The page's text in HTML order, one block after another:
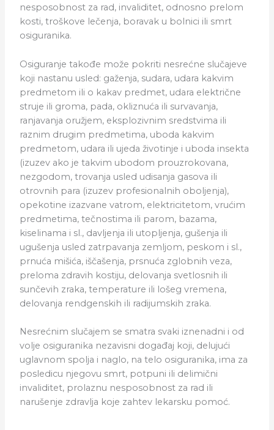
nesposobnost za rad, invaliditet, odnosno prelom
kosti, troškove lečenja, boravak u bolnici ili smrt
osiguranika.
Osiguranje takođe može pokriti nesrećne slučajeve
koji nastanu usled: gaženja, sudara, udara kakvim
predmetom ili o kakav predmet, udara električne
struje ili groma, pada, okliznuća ili survavanja,
ranjavanja oružjem, eksplozivnim sredstvima ili
raznim drugim predmetima, uboda kakvim
predmetom, udara ili ujeda životinje i uboda insekta
(izuzev ako je takvim ubodom prouzrokovana,
nezgodom, trovanja usled udisanja gasova ili
otrovnih para (izuzev profesionalnih oboljenja),
opekotine izazvane vatrom, elektricitetom, vrućim
predmetima, tečnostima ili parom, bazama,
kiselinama i sl., davljenja ili utopljenja, gušenja ili
ugušenja usled zatrpavanja zemljom, peskom i sl.,
prnuća mišića, iščašenja, prsnuća zglobnih veza,
preloma zdravih kostiju, delovanja svetlosnih ili
sunčevih zraka, temperature ili lošeg vremena,
delovanja rendgenskih ili radijumskih zraka.
Nesrećnim slučajem se smatra svaki iznenadni i od
volje osiguranika nezavisni događaj koji, delujući
uglavnom spolja i naglo, na telo osiguranika, ima za
posledicu njegovu smrt, potpuni ili delimični
invaliditet, prolaznu nesposobnost za rad ili
narušenje zdravlja koje zahtev lekarsku pomoć.